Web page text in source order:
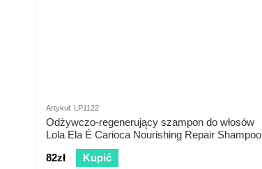
Artykuł: LP1122
Odżywczo-regenerujący szampon do włosów
Lola Ela É Carioca Nourishing Repair Shampoo
82zł
Kupić